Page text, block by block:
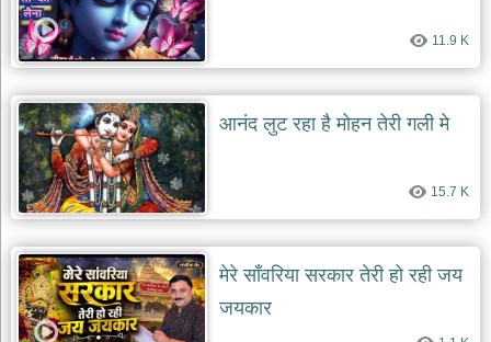
11.9 K
आनंद लुट रहा है मोहन तेरी गली मे
15.7 K
मेरे साँवरिया सरकार तेरी हो रही जय
जयकार